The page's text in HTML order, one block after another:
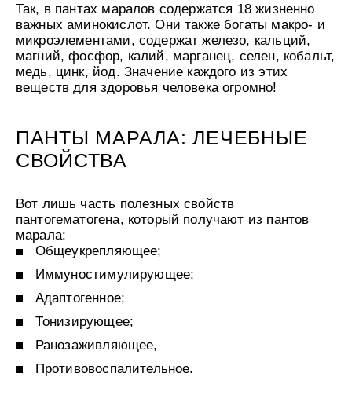
Так, в пантах маралов содержатся 18 жизненно
важных аминокислот. Они также богаты макро- и
микроэлементами, содержат железо, кальций,
магний, фосфор, калий, марганец, селен, кобальт,
медь, цинк, йод. Значение каждого из этих
веществ для здоровья человека огромно!
ПАНТЫ МАРАЛА: ЛЕЧЕБНЫЕ
СВОЙСТВА
Вот лишь часть полезных свойств
пантогематогена, который получают из пантов
марала:
Общеукрепляющее;
Иммуностимулирующее;
Адаптогенное;
Тонизирующее;
Ранозаживляющее,
Противовоспалительное.